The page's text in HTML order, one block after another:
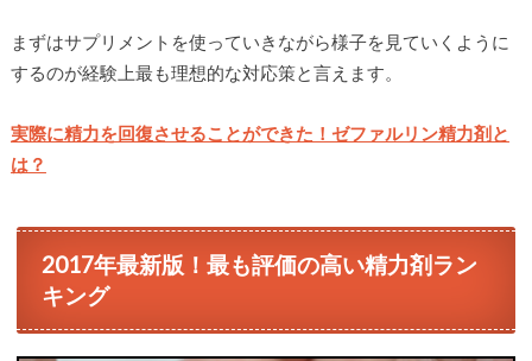
まずはサプリメントを使っていきながら様子を見ていくように
するのが経験上最も理想的な対応策と言えます。
実際に精力を回復させることができた！ゼファルリン精力剤と
は？
2017年最新版！最も評価の高い精力剤ラン
キング